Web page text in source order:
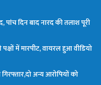
दिन बाद नारद की तलाश पूरी
में मारपीट, वायरल हुआ वीडियो
अन्य आरोपियों को